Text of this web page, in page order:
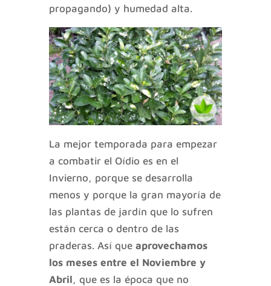
propagando) y humedad alta.
La mejor temporada para empezar
a combatir el Oídio es en el
Invierno, porque se desarrolla
menos y porque la gran mayoría de
las plantas de jardín que lo sufren
están cerca o dentro de las
praderas. Así queaprovechamos
los meses entre el Noviembre y
Abril, que es la época que no